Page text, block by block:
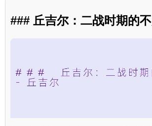
### 丘吉尔：二战时期的